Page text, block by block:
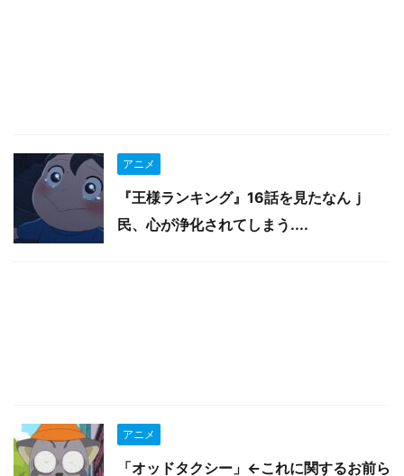
アニメ
『王様ランキング』16話を見たなんｊ
民、心が浄化されてしまう....
アニメ
「オッドタクシー」←これに関するお前ら